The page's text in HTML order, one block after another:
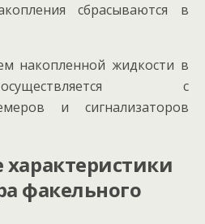
сбрасываются в
накопленной жидкости в
с
и сигнализаторов
характеристики
факельного